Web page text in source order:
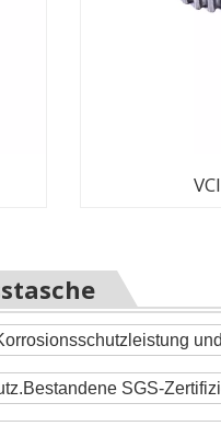
SGS-